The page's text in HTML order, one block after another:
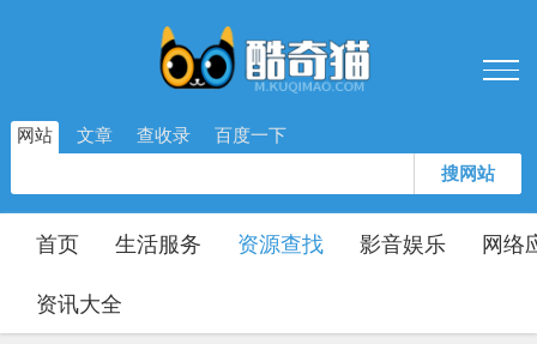
网站 文章 查收录 百度一下
搜网站
首页 生活服务 资源查找 影音娱乐 网络
资讯大全